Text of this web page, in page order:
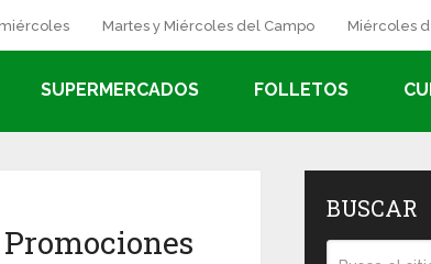
Martes y Miércoles del Campo Miércoles
SUPERMERCADOS FOLLETOS
BUSCAR